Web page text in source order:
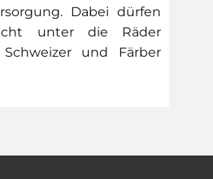
Dabei dürfen
unter die Räder
und Färber